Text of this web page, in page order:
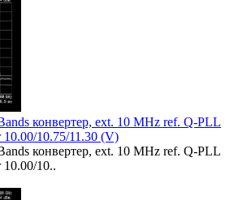
конвертер, ext. 10 MHz ref. Q-PLL
10.75/11.30 (V)
конвертер, ext. 10 MHz ref. Q-PLL
10..